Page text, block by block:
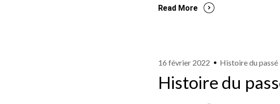
Read More
16 février 2022 Histoire du passé
Histoire du